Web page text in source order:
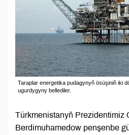
Taraplar energetika pudagynyň ösüşiniň iki
ugurdygyny bellediler.
Türkmenistanyň Prezidentimiz
Berdimuhamedow penşenbe